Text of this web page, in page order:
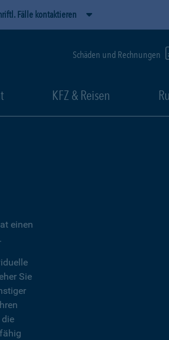
Fälle kontaktieren
Schäden und Rechnungen
KFZ & Reisen
einen
Sie